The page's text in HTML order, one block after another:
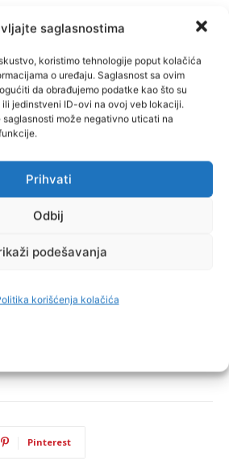
saglasnostima
koristimo tehnologije poput kolačića
o uređaju. Saglasnost sa ovim
da obrađujemo podatke kao što su
ili jedinstveni ID-ovi na ovoj veb lokaciji.
može negativno uticati na
Prihvati
Odbij
podešavanja
korišćenja kolačića
Pinterest